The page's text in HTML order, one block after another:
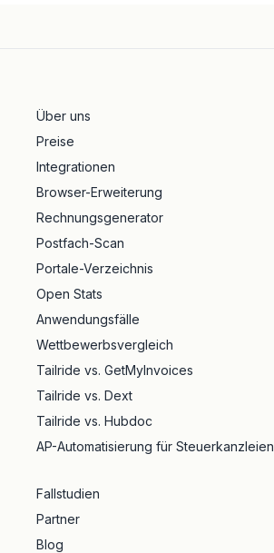
Über uns
Preise
Integrationen
Browser-Erweiterung
Rechnungsgenerator
Postfach-Scan
Portale-Verzeichnis
Open Stats
Anwendungsfälle
Wettbewerbsvergleich
Tailride vs. GetMyInvoices
Tailride vs. Dext
Tailride vs. Hubdoc
AP-Automatisierung für Steuerkanzleien
Fallstudien
Partner
Blog